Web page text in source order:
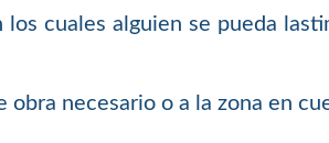
cuales alguien se pueda
necesario o a la zona en